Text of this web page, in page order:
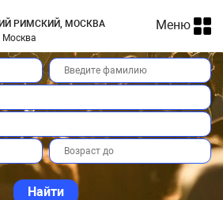
РИМСКИЙ, МОСКВА
Меню